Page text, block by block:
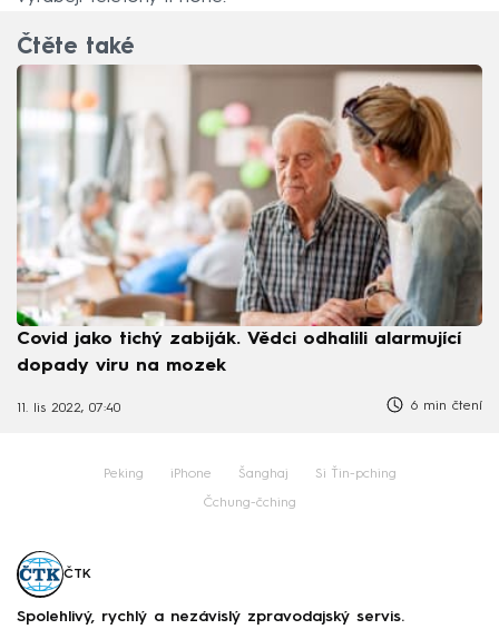
Čtěte také
Covid jako tichý zabiják. Vědci odhalili alarmující
dopady viru na mozek
11. lis 2022, 07:40 6 min čtení
Peking iPhone Šanghaj Si Ťin-pching
Čchung-čching
ČTK
Spolehlivý, rychlý a nezávislý zpravodajský servis.